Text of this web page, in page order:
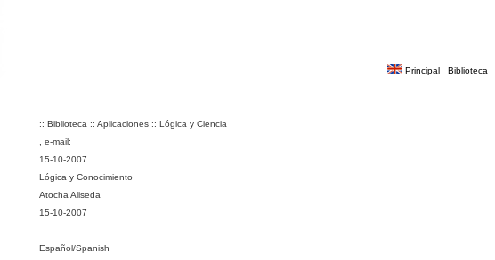
Principal Biblioteca
:: Biblioteca :: Aplicaciones :: Lógica y Ciencia
, e-mail:
15-10-2007
Lógica y Conocimiento
Atocha Aliseda
15-10-2007
Español/Spanish